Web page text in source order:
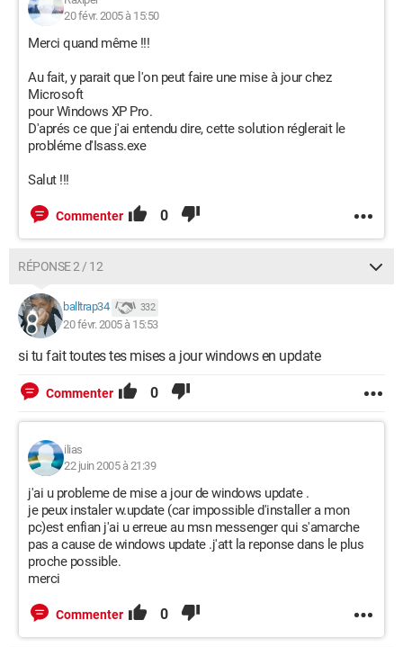
20 févr. 2005 à 15:50
Merci quand même !!!
Au fait, y parait que l'on peut faire une mise à jour chez
Microsoft
pour Windows XP Pro.
D'aprés ce que j'ai entendu dire, cette solution réglerait le
probléme d'Isass.exe
Salut !!!
Commenter 0
RÉPONSE 2 / 12
balltrap34 332
20 févr. 2005 à 15:53
si tu fait toutes tes mises a jour windows en update
Commenter 0
ilias
22 juin 2005 à 21:39
j'ai u probleme de mise a jour de windows update .
je peux instaler w.update (car impossible d'installer a mon
pc)est enfian j'ai u erreue au msn messenger qui s'amarche
pas a cause de windows update .j'att la reponse dans le plus
proche possible.
merci
Commenter 0